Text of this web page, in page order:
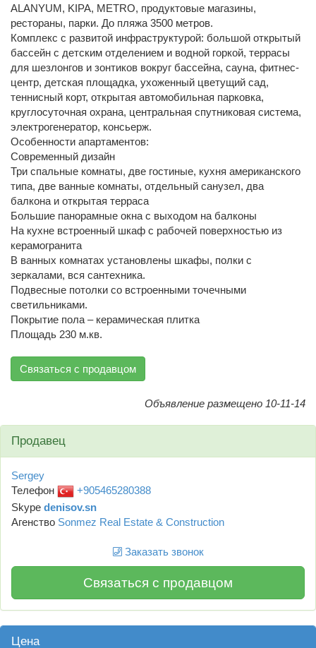
ALANYUM, KIPA, METRO, продуктовые магазины,
рестораны, парки. До пляжа 3500 метров.
Комплекс с развитой инфраструктурой: большой открытый
бассейн с детским отделением и водной горкой, террасы
для шезлонгов и зонтиков вокруг бассейна, сауна, фитнес-
центр, детская площадка, ухоженный цветущий сад,
теннисный корт, открытая автомобильная парковка,
круглосуточная охрана, центральная спутниковая система,
электрогенератор, консьерж.
Особенности апартаментов:
Современный дизайн
Три спальные комнаты, две гостиные, кухня американского
типа, две ванные комнаты, отдельный санузел, два
балкона и открытая терраса
Большие панорамные окна с выходом на балконы
На кухне встроенный шкаф с рабочей поверхностью из
керамогранита
В ванных комнатах установлены шкафы, полки с
зеркалами, вся сантехника.
Подвесные потолки со встроенными точечными
светильниками.
Покрытие пола – керамическая плитка
Площадь 230 м.кв.
Связаться с продавцом
Объявление размещено 10-11-14
Продавец
Sergey
Телефон
+905465280388
Skype denisov.sn
Агенство Sonmez Real Estate & Construction
Заказать звонок
Связаться с продавцом
Цена